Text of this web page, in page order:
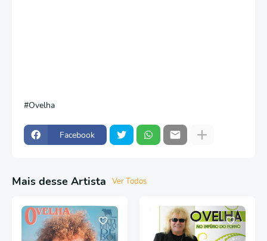
Ovelha
Facebook
Mais desse Artista Ver Todos